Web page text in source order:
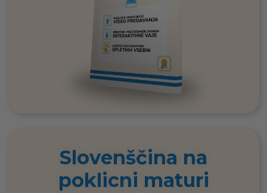
Slovenščina na
poklicni maturi